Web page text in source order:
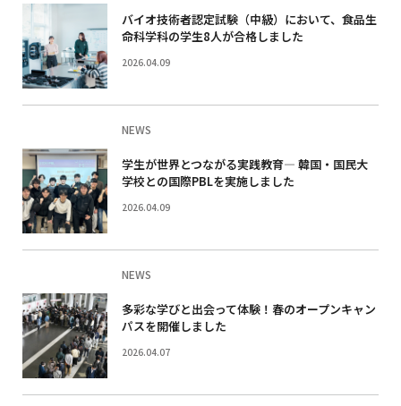
バイオ技術者認定試験（中級）において、食品生
命科学科の学生8人が合格しました
2026.04.09
NEWS
学生が世界とつながる実践教育― 韓国・国民大
学校との国際PBLを実施しました
2026.04.09
NEWS
多彩な学びと出会って体験！春のオープンキャン
パスを開催しました
2026.04.07